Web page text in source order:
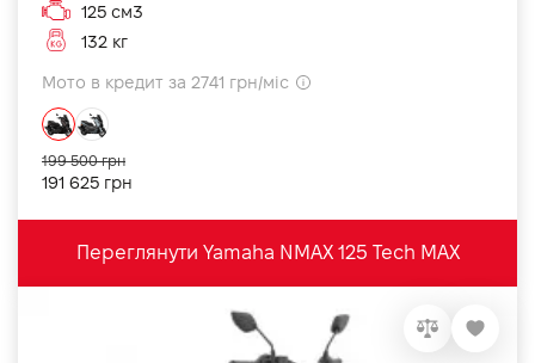
125 см3
132 кг
Мото в кредит за 2741 грн/міс
191 625 грн
199 500 грн
Переглянути Yamaha NMAX 125 Tech MAX